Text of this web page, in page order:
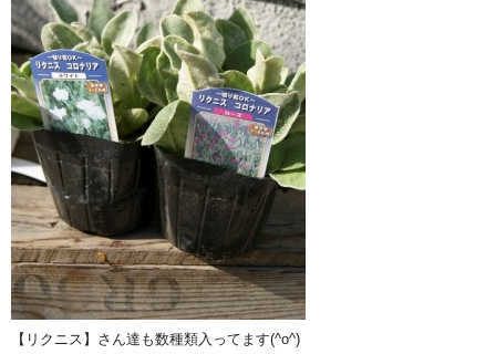
【リクニス】さん達も数種類入ってます(^o^)